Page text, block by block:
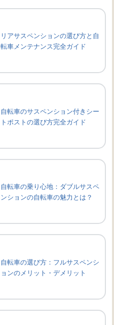
リアサスペンションの選び方と自
転車メンテナンス完全ガイド
自転車のサスペンション付きシー
トポストの選び方完全ガイド
自転車の乗り心地：ダブルサスペ
ンションの自転車の魅力とは？
自転車の選び方：フルサスペンシ
ョンのメリット・デメリット